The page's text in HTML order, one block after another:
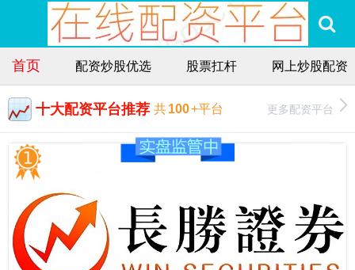
首页 配资炒股优选 股票扛杆 网上炒股配资
十大配资平台推荐 共100+平台 更多配资平台